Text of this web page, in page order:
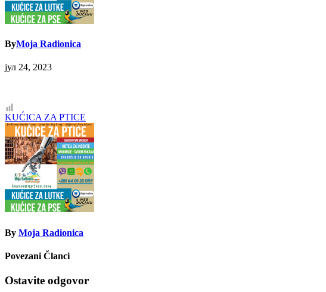
ByMoja Radionica
јул 24, 2023
Кретање
чланка
KUĆICA ZA PTICE
By Moja Radionica
Povezani Članci
Ostavite odgovor